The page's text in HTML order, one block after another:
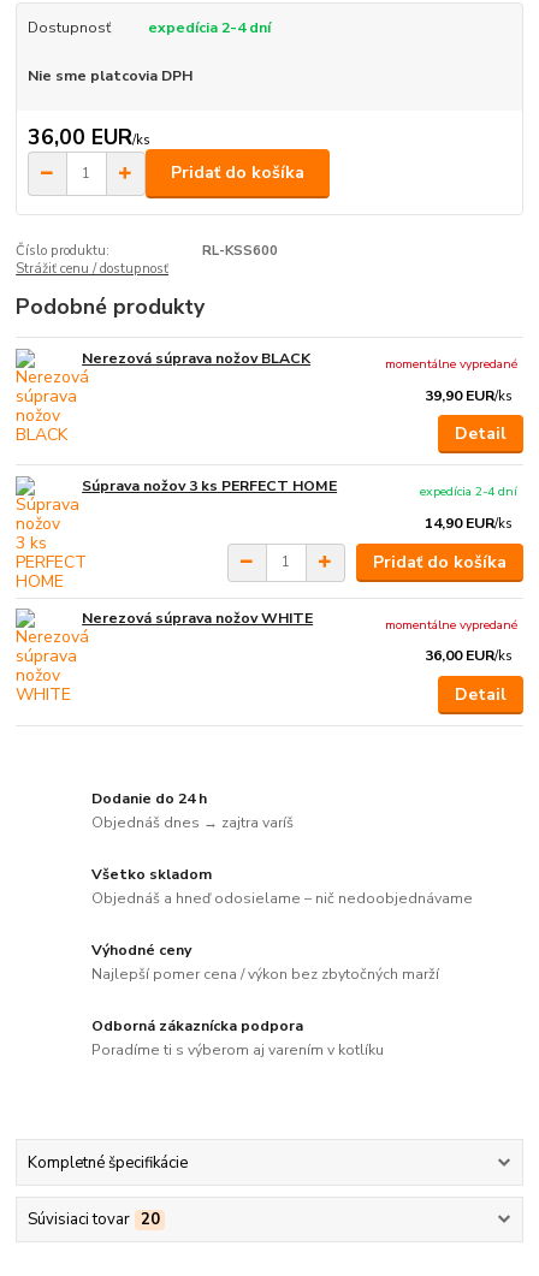
Dostupnosť expedícia 2-4 dní
Nie sme platcovia DPH
36,00 EUR/ks
Pridať do košíka
Číslo produktu:
RL-KSS600
Strážiť cenu / dostupnosť
Podobné produkty
Nerezová súprava nožov BLACK
39,90 EUR/ks
momentálne vypredané
Detail
Súprava nožov 3 ks PERFECT HOME
14,90 EUR/ks
expedícia 2-4 dní
Pridať do košíka
Nerezová súprava nožov WHITE
36,00 EUR/ks
momentálne vypredané
Detail
Dodanie do 24 h
Objednáš dnes → zajtra varíš
Všetko skladom
Objednáš a hneď odosielame – nič nedoobjednávame
Výhodné ceny
Najlepší pomer cena / výkon bez zbytočných marží
Odborná zákaznícka podpora
Poradíme ti s výberom aj varením v kotlíku
Kompletné špecifikácie
Súvisiaci tovar 20